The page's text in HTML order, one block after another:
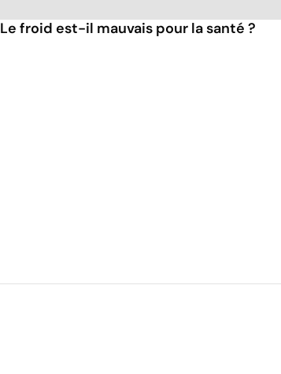
Le froid est-il mauvais pour la santé ?